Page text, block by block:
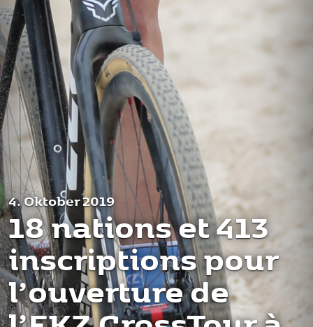
4. Oktober 2019
18 nations et 413
inscriptions pour
l’ouverture de